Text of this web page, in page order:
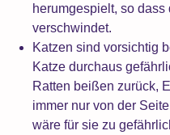
herumgespielt, so
verschwindet.
Katzen sind vorsichtig
Katze durchaus
Ratten beißen zurück,
immer nur von der
wäre für sie zu